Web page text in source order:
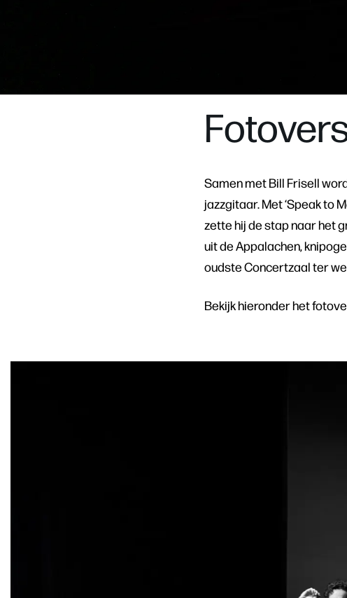
Samen met Bill Frisell
jazzgitaar. Met ‘Speak to
zette hij de stap naar het
uit de Appalachen,
oudste Concertzaal ter
Bekijk hieronder het